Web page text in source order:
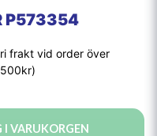
P573354
I VARUKORGEN